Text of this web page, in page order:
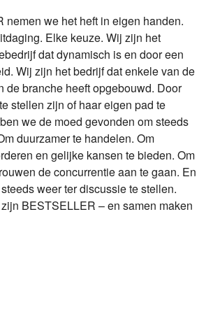
nemen we het heft in eigen handen.
Elke keuze. Wij zijn het
dat dynamisch is en door een
Wij zijn het bedrijf dat enkele van de
de branche heeft opgebouwd. Door
stellen zijn of haar eigen pad te
we de moed gevonden om steeds
duurzamer te handelen. Om
en gelijke kansen te bieden. Om
de concurrentie aan te gaan. En
weer ter discussie te stellen.
BESTSELLER – en samen maken